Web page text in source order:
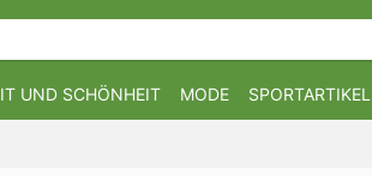
UND SCHÖNHEIT MODE